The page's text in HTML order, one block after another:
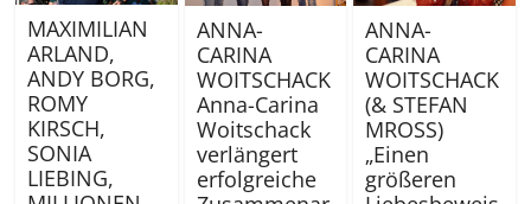
MAXIMILIAN
ARLAND,
ANDY BORG,
ROMY
KIRSCH,
SONIA
LIEBING,
ANNA-
CARINA
WOITSCHACK
Anna-Carina
Woitschack
verlängert
erfolgreiche
ANNA-
CARINA
WOITSCHACK
(& STEFAN
MROSS)
„Einen
größeren